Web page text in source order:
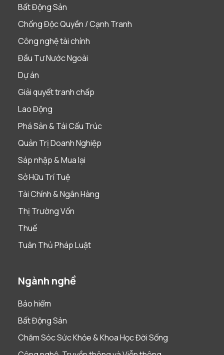
Bất Động Sản
Chống Độc Quyền / Cạnh Tranh
Công nghệ tài chính
Đầu Tư Nước Ngoài
Dự án
Giải quyết tranh chấp
Lao Động
Phá Sản & Tái Cấu Trúc
Quản Trị Doanh Nghiệp
Sáp nhập & Mua lại
Sở Hữu Trí Tuệ
Tài Chính & Ngân Hàng
Thị Trường Vốn
Thuế
Tuân Thủ Pháp Luật
Ngành nghề
Bảo hiểm
Bất Động Sản
Chăm Sóc Sức Khỏe & Khoa Học Đời Sống